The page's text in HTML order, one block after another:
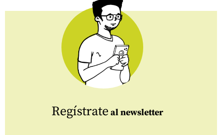
Regístrate al newsletter